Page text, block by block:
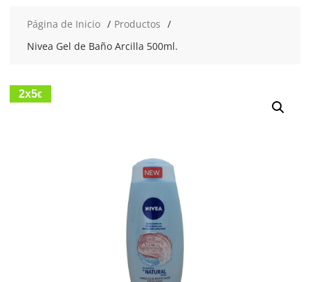
Página de Inicio
Productos
Nivea Gel de Baño Arcilla 500ml.
2x5€